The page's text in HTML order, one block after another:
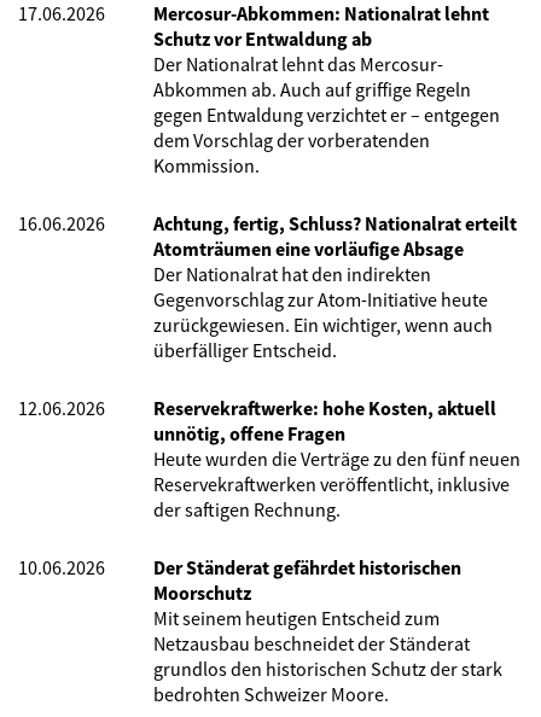
17.06.2026
Mercosur-Abkommen: Nationalrat lehnt
Schutz vor Entwaldung ab
Der Nationalrat lehnt das Mercosur-
Abkommen ab. Auch auf griffige Regeln
gegen Entwaldung verzichtet er – entgegen
dem Vorschlag der vorberatenden
Kommission.
16.06.2026
Achtung, fertig, Schluss? Nationalrat erteilt
Atomträumen eine vorläufige Absage
Der Nationalrat hat den indirekten
Gegenvorschlag zur Atom-Initiative heute
zurückgewiesen. Ein wichtiger, wenn auch
überfälliger Entscheid.
12.06.2026
Reservekraftwerke: hohe Kosten, aktuell
unnötig, offene Fragen
Heute wurden die Verträge zu den fünf neuen
Reservekraftwerken veröffentlicht, inklusive
der saftigen Rechnung.
10.06.2026
Der Ständerat gefährdet historischen
Moorschutz
Mit seinem heutigen Entscheid zum
Netzausbau beschneidet der Ständerat
grundlos den historischen Schutz der stark
bedrohten Schweizer Moore.